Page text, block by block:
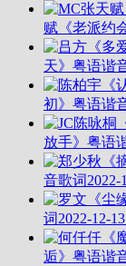
赋《老派约
天》粤语谐
初》粤语谐
放手》粤语
音歌词2022-
词2022-12-13
逅》粤语谐